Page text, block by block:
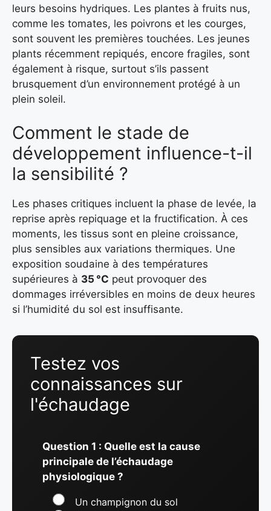
leurs besoins hydriques. Les plantes à fruits nus,
comme les tomates, les poivrons et les courges,
sont souvent les premières touchées. Les jeunes
plants récemment repiqués, encore fragiles, sont
également à risque, surtout s’ils passent
brusquement d’un environnement protégé à un
plein soleil.
Comment le stade de
développement influence-t-il
la sensibilité ?
Les phases critiques incluent la phase de levée, la
reprise après repiquage et la fructification. À ces
moments, les tissus sont en pleine croissance,
plus sensibles aux variations thermiques. Une
exposition soudaine à des températures
supérieures à 35 °C peut provoquer des
dommages irréversibles en moins de deux heures
si l’humidité du sol est insuffisante.
Testez vos
connaissances sur
l'échaudage
Question 1 : Quelle est la cause
principale de l’échaudage
physiologique ?
Un champignon du sol